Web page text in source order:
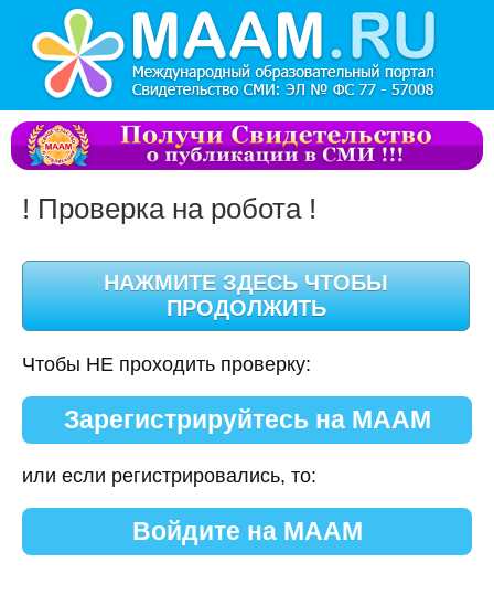
! Проверка на робота !
Чтобы НЕ проходить проверку:
Зарегистрируйтесь на МААМ
или если регистрировались, то:
Войдите на МААМ